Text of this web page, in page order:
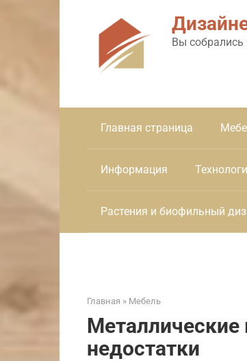
Вы
Главная страница
Информация
Растения и биофильный
Главная » Мебель
недостатки